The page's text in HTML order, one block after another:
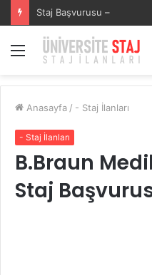
Menü
Anasayfa / - Staj İlanları
- Staj İlanları
B.Braun
Staj